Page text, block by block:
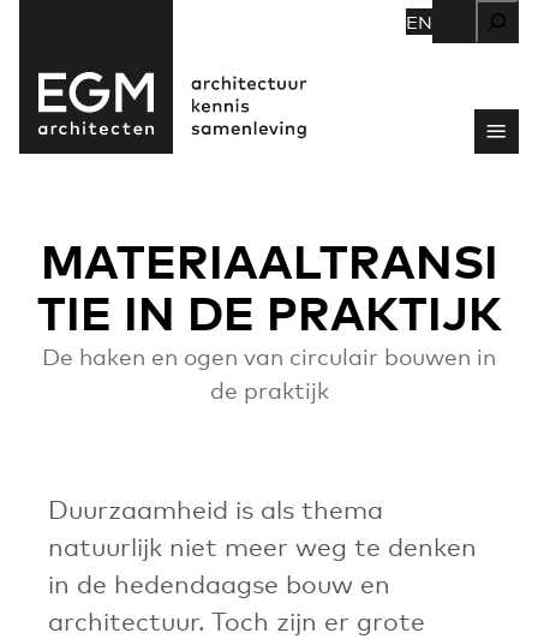
EN Zoeken
MATERIAALTRANSI
TIE IN DE PRAKTIJK
De haken en ogen van circulair bouwen in
de praktijk
Duurzaamheid is als thema
natuurlijk niet meer weg te denken
in de hedendaagse bouw en
architectuur. Toch zijn er grote